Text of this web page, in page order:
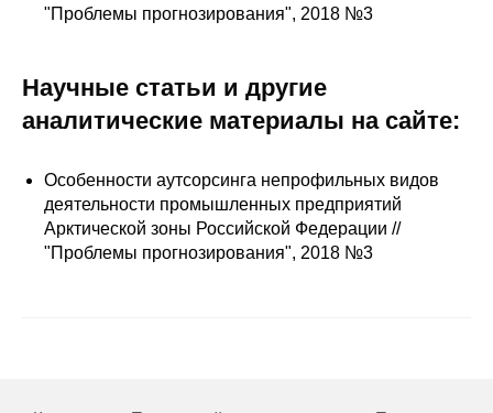
Материалы для СМИ
Научная жизнь
Издания
"Проблемы прогнозирования", 2018 №3
Научные статьи и другие
аналитические материалы на сайте:
Особенности аутсорсинга непрофильных видов
деятельности промышленных предприятий
Арктической зоны Российской Федерации //
"Проблемы прогнозирования", 2018 №3